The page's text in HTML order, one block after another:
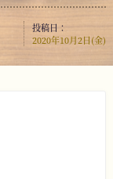
投稿日：
2020年10月2日(金)